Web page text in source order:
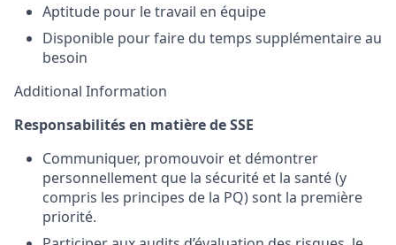
Aptitude pour le travail en équipe
Disponible pour faire du temps supplémentaire au
besoin
Additional Information
Responsabilités en matière de SSE
Communiquer, promouvoir et démontrer
personnellement que la sécurité et la santé (y
compris les principes de la PQ) sont la première
priorité.